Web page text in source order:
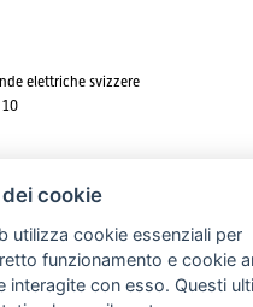
elettriche svizzere
10
cookie
utilizza cookie essenziali per
funzionamento e cookie
interagite con esso. Questi